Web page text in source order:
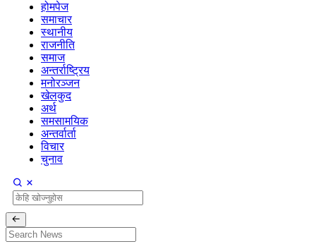
होमपेज
समाचार
स्थानीय
राजनीति
समाज
अन्तर्राष्ट्रिय
मनोरञ्जन
खेलकुद
अर्थ
समसामयिक
अन्तर्वार्ता
विचार
चुनाव